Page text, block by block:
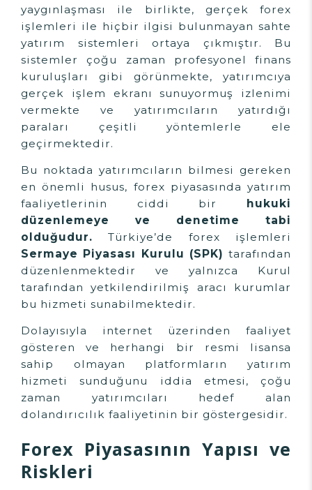
yaygınlaşması ile birlikte, gerçek forex
işlemleri ile hiçbir ilgisi bulunmayan sahte
yatırım sistemleri ortaya çıkmıştır. Bu
sistemler çoğu zaman profesyonel finans
kuruluşları gibi görünmekte, yatırımcıya
gerçek işlem ekranı sunuyormuş izlenimi
vermekte ve yatırımcıların yatırdığı
paraları çeşitli yöntemlerle ele
geçirmektedir.
Bu noktada yatırımcıların bilmesi gereken
en önemli husus, forex piyasasında yatırım
faaliyetlerinin ciddi bir hukuki
düzenlemeye ve denetime tabi
olduğudur. Türkiye’de forex işlemleri
Sermaye Piyasası Kurulu (SPK) tarafından
düzenlenmektedir ve yalnızca Kurul
tarafından yetkilendirilmiş aracı kurumlar
bu hizmeti sunabilmektedir.
Dolayısıyla internet üzerinden faaliyet
gösteren ve herhangi bir resmi lisansa
sahip olmayan platformların yatırım
hizmeti sunduğunu iddia etmesi, çoğu
zaman yatırımcıları hedef alan
dolandırıcılık faaliyetinin bir göstergesidir.
Forex Piyasasının Yapısı ve
Riskleri